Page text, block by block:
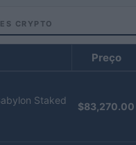
CRYPTO
Preço
Staked
$83,270.00